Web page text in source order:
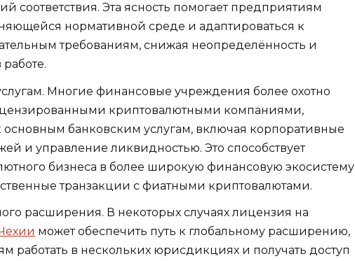
соответствия. Эта ясность помогает предприятиям
нормативной среде и адаптироваться к
требованиям, снижая неопределённость и
Многие финансовые учреждения более охотно
криптовалютными компаниями,
основным банковским услугам, включая корпоративные
и управление ликвидностью. Это способствует
бизнеса в более широкую финансовую экосистему
транзакции с фиатными криптовалютами.
расширения. В некоторых случаях лицензия на
может обеспечить путь к глобальному расширению,
работать в нескольких юрисдикциях и получать доступ